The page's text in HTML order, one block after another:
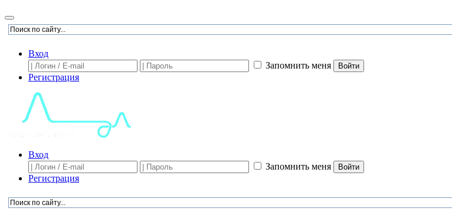
Вход
Запомнить меня
Войти
Регистрация
Вход
Запомнить меня
Войти
Регистрация